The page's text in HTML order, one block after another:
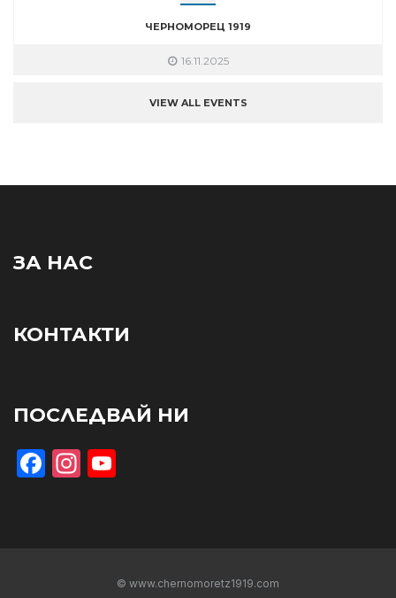
ЧЕРНОМОРЕЦ 1919
16.11.2025
VIEW ALL EVENTS
ЗА НАС
КОНТАКТИ
ПОСЛЕДВАЙ НИ
Facebook
Instagram
© www.chernomoretz1919.com